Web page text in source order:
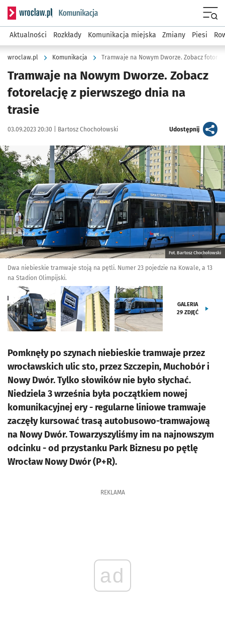
Serwis informacyjny wroclaw.pl podserwis: Komunikacja
Aktualności Rozkłady Komunikacja miejska Zmiany Piesi
wroclaw.pl Komunikacja Tramwaje na Nowym Dworze. Zobacz
Tramwaje na Nowym Dworze. Zobacz
fotorelację z pierwszego dnia na
trasie
Data publikacji:
03.09.2023 20:30 | Autor:
Bartosz Chochołowski Udostępnijartykuł
Kliknij, aby zobaczyć galerię
Fot. Bartosz Chochołowski
Dwa niebieskie tramwaje stoją na pętli. Numer 23 pojedzie na Kowale, a 13
na Stadion Olimpijski.
GALERIA
29 ZDJĘĆ
Pomknęły po szynach niebieskie tramwaje przez
wrocławskich ulic sto, przez Szczepin, Muchobór i
Nowy Dwór. Tylko słowików nie było słychać.
Niedziela 3 września była początkiem nowej
komunikacyjnej ery - regularne liniowe tramwaje
zaczęły kursować trasą autobusowo-tramwajową
na Nowy Dwór. Towarzyszyliśmy im na najnowszym
odcinku - od przystanku Park Biznesu po pętlę
Wrocław Nowy Dwór (P+R).
REKLAMA
ad